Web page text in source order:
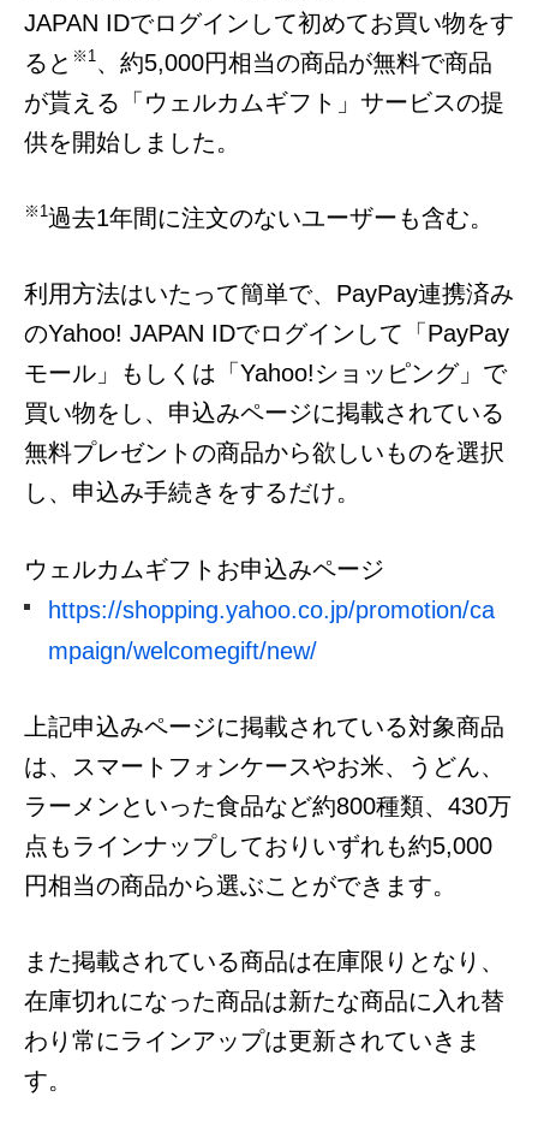
JAPAN IDでログインして初めてお買い物をす
ると ※1、約5,000円相当の商品が無料で商品
が貰える「ウェルカムギフト」サービスの提
供を開始しました。
※1過去1年間に注文のないユーザーも含む。
利用方法はいたって簡単で、PayPay連携済み
のYahoo! JAPAN IDでログインして「PayPay
モール」もしくは「Yahoo!ショッピング」で
買い物をし、申込みページに掲載されている
無料プレゼントの商品から欲しいものを選択
し、申込み手続きをするだけ。
ウェルカムギフトお申込みページ
https://shopping.yahoo.co.jp/promotion/ca
mpaign/welcomegift/new/
上記申込みページに掲載されている対象商品
は、スマートフォンケースやお米、うどん、
ラーメンといった食品など約800種類、430万
点もラインナップしておりいずれも約5,000
円相当の商品から選ぶことができます。
また掲載されている商品は在庫限りとなり、
在庫切れになった商品は新たな商品に入れ替
わり常にラインアップは更新されていきま
す。